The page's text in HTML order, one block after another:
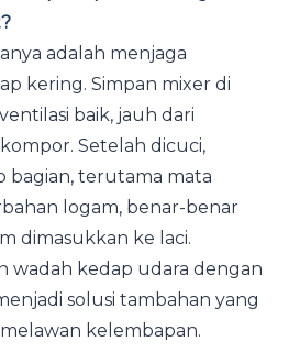
adalah menjaga
kering. Simpan mixer di
baik, jauh dari
Setelah dicuci,
bagian, terutama mata
logam, benar-benar
dimasukkan ke laci.
wadah kedap udara dengan
solusi tambahan yang
kelembapan.